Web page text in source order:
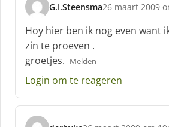
G.I.Steensma
s
c
h
r
e
e
:
26 maart 2009
Hoy hier ben ik nog even want
zin te proeven .
groetjes. Melden
Login om te reageren